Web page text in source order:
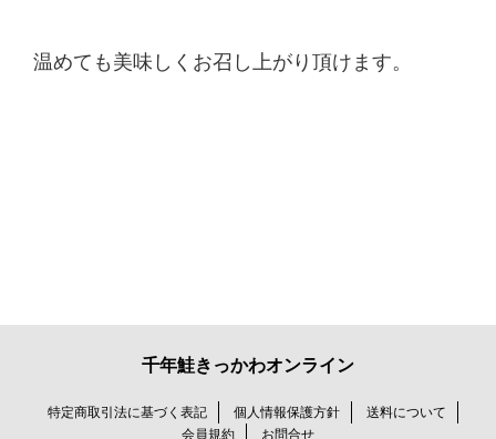
温めても美味しくお召し上がり頂けます。
千年鮭きっかわオンライン
特定商取引法に基づく表記 個人情報保護方針
送料について
会員規約
お問合せ